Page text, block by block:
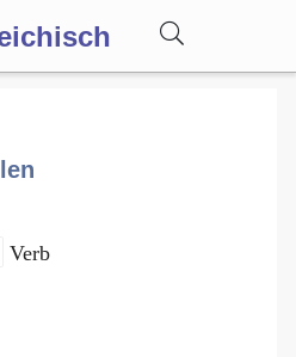
Verb